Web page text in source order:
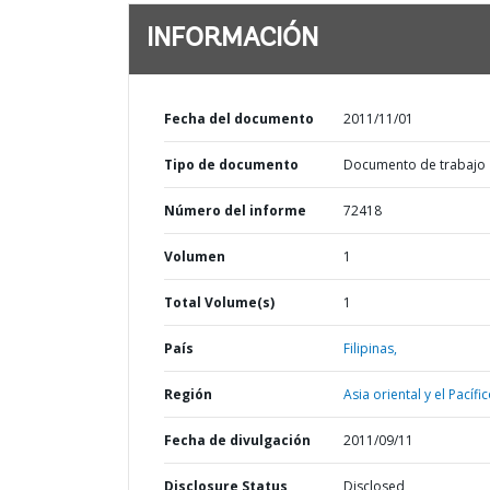
INFORMACIÓN
Fecha del documento 2011/11/01
Tipo de documento Documento de trabajo
Número del informe 72418
Volumen 1
Total Volume(s) 1
País Filipinas,
Región Asia oriental y el
Fecha de divulgación 2011/09/11
Disclosure Status Disclosed